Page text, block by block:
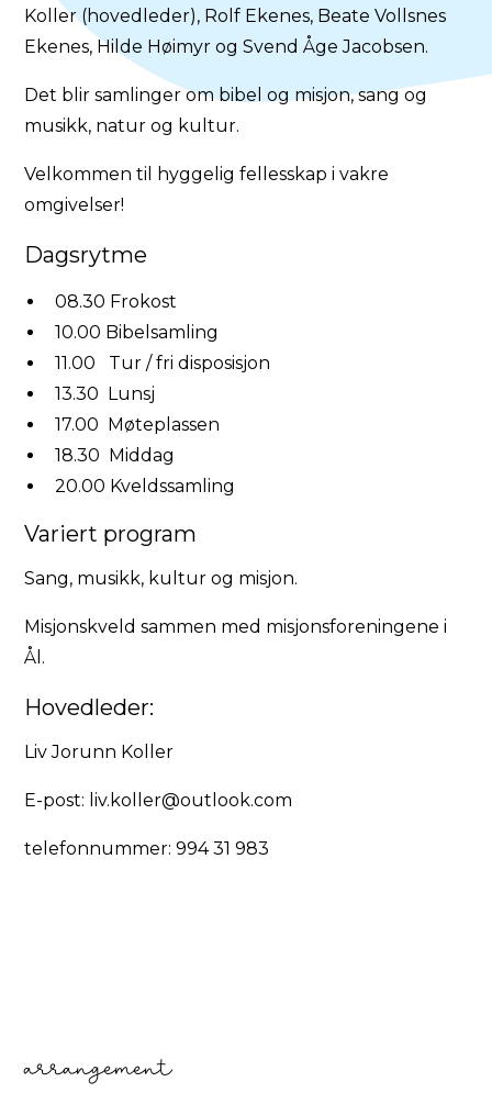
Koller (hovedleder), Rolf Ekenes, Beate Vollsnes
Ekenes, Hilde Høimyr og Svend Åge Jacobsen.
Det blir samlinger om bibel og misjon, sang og
musikk, natur og kultur.
Velkommen til hyggelig fellesskap i vakre
omgivelser!
Dagsrytme
08.30 Frokost
10.00 Bibelsamling
11.00 Tur / fri disposisjon
13.30 Lunsj
17.00 Møteplassen
18.30 Middag
20.00 Kveldssamling
Variert program
Sang, musikk, kultur og misjon.
Misjonskveld sammen med misjonsforeningene i
Ål.
Hovedleder:
Liv Jorunn Koller
E-post: liv.koller@outlook.com
telefonnummer: 994 31 983
arrangement